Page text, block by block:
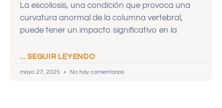
La escoliosis, una condición que provoca una
curvatura anormal de la columna vertebral,
puede tener un impacto significativo en la
... SEGUIR LEYENDO
mayo 27, 2025 No hay comentarios